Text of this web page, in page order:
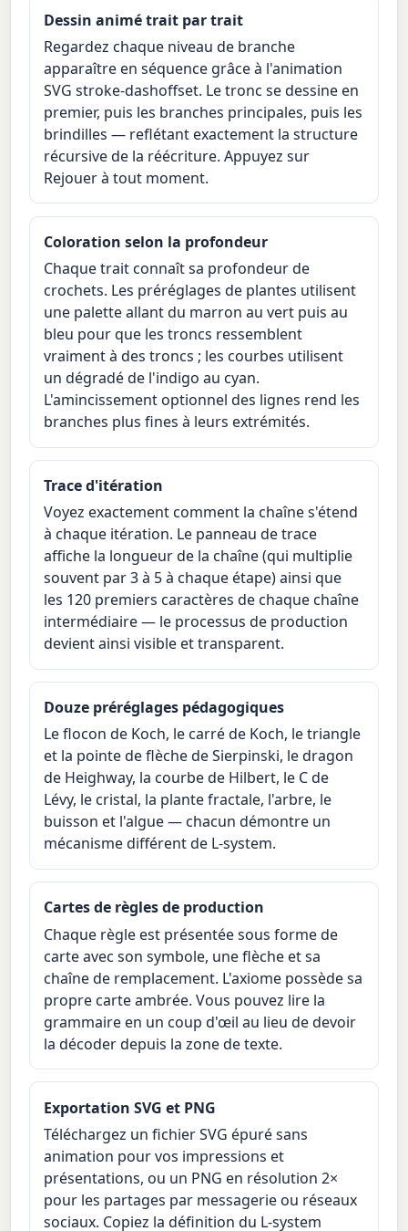
Dessin animé trait par trait
Regardez chaque niveau de branche
apparaître en séquence grâce à l'animation
SVG stroke-dashoffset. Le tronc se dessine en
premier, puis les branches principales, puis les
brindilles — reflétant exactement la structure
récursive de la réécriture. Appuyez sur
Rejouer à tout moment.
Coloration selon la profondeur
Chaque trait connaît sa profondeur de
crochets. Les préréglages de plantes utilisent
une palette allant du marron au vert puis au
bleu pour que les troncs ressemblent
vraiment à des troncs ; les courbes utilisent
un dégradé de l'indigo au cyan.
L'amincissement optionnel des lignes rend les
branches plus fines à leurs extrémités.
Trace d'itération
Voyez exactement comment la chaîne s'étend
à chaque itération. Le panneau de trace
affiche la longueur de la chaîne (qui multiplie
souvent par 3 à 5 à chaque étape) ainsi que
les 120 premiers caractères de chaque chaîne
intermédiaire — le processus de production
devient ainsi visible et transparent.
Douze préréglages pédagogiques
Le flocon de Koch, le carré de Koch, le triangle
et la pointe de flèche de Sierpinski, le dragon
de Heighway, la courbe de Hilbert, le C de
Lévy, le cristal, la plante fractale, l'arbre, le
buisson et l'algue — chacun démontre un
mécanisme différent de L-system.
Cartes de règles de production
Chaque règle est présentée sous forme de
carte avec son symbole, une flèche et sa
chaîne de remplacement. L'axiome possède sa
propre carte ambrée. Vous pouvez lire la
grammaire en un coup d'œil au lieu de devoir
la décoder depuis la zone de texte.
Exportation SVG et PNG
Téléchargez un fichier SVG épuré sans
animation pour vos impressions et
présentations, ou un PNG en résolution 2×
pour les partages par messagerie ou réseaux
sociaux. Copiez la définition du L-system